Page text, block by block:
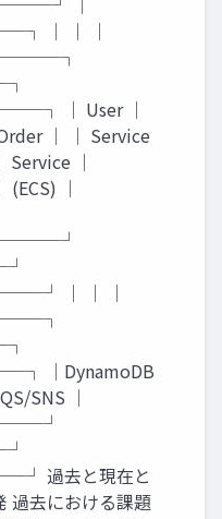
│ │ │
│ User │
│ │ Service
│
│
│ │ │
│DynamoDB
SNS │
過去と現在と
過去における課題